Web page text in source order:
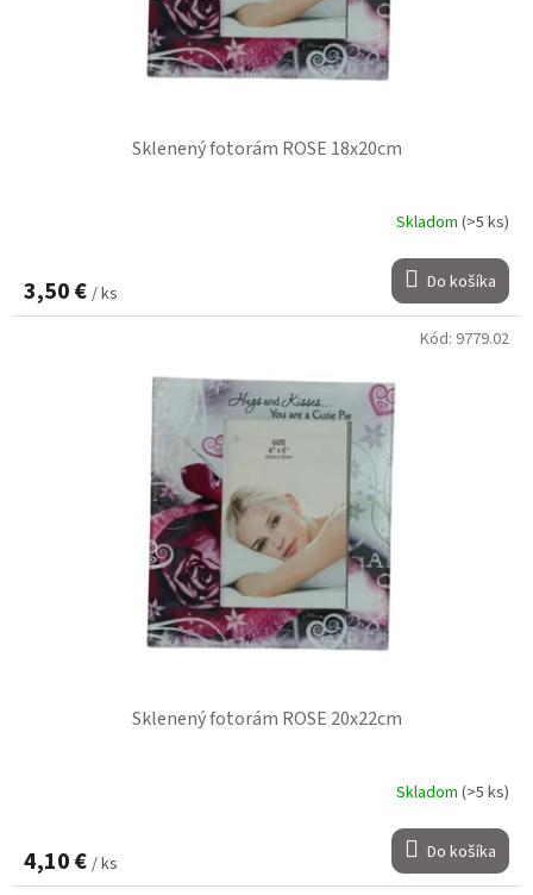
Sklenený fotorám ROSE 18x20cm
Skladom (>5 ks)
3,50 € / ks Do košíka
Sklenený fotorám ROSE 20x22cm
Skladom (>5 ks)
4,10 € / ks Do košíka
Kód: 9779.02